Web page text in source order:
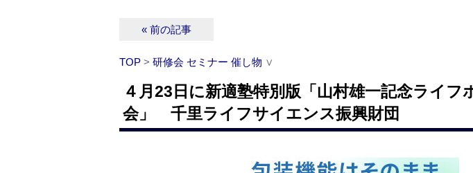
« 前の記事
TOP > 研修会 セミナー 催し物 ∨
４月23日に新適塾特別版「山村雄一記念ライフ
会」 千里ライフサイエンス振興財団